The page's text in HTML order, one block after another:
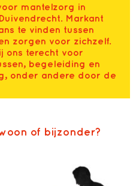
mantelzorg in
Markant
te vinden tussen
zorgen voor zichzelf.
ons terecht voor
begeleiding en
onder andere door de
of bijzonder?